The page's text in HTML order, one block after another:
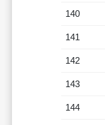
140
141
142
143
144